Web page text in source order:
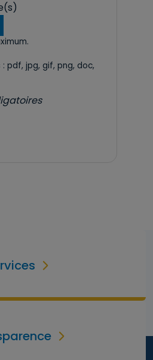
pdf, jpg, gif, png, doc,